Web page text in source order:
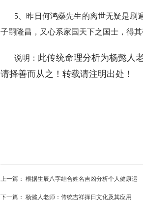
5、昨日何鸿燊先生的离世无疑是刷
子嗣隆昌，又心系家国天下之国士，得
说明： 此传统命理分析为杨懿人
请择善而从之！转载请注明出处！
上一篇： 根据生辰八字结合姓名吉凶分析个人健康运
下一篇： 杨懿人老师：传统吉祥择日文化及其应用